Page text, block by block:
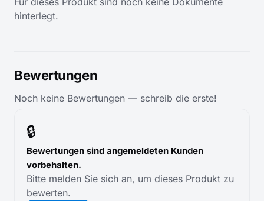
hinterlegt.
Bewertungen
Noch keine Bewertungen — schreib die erste!
🔒
Bewertungen sind angemeldeten Kunden
vorbehalten.
Bitte melden Sie sich an, um dieses Produkt zu
bewerten.